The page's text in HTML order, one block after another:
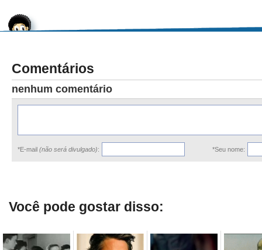
Comentários
nenhum comentário
*E-mail (não será divulgado): *Seu nome:
Você pode gostar disso: